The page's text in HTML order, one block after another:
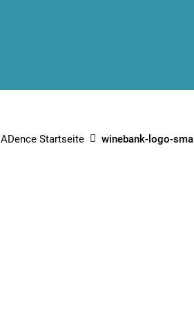
ADence Startseite winebank-logo-